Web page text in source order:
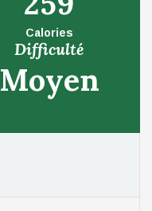
Calories
Difficulté
Moyen